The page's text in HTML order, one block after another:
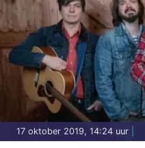
17 oktober 2019, 14:24 uur